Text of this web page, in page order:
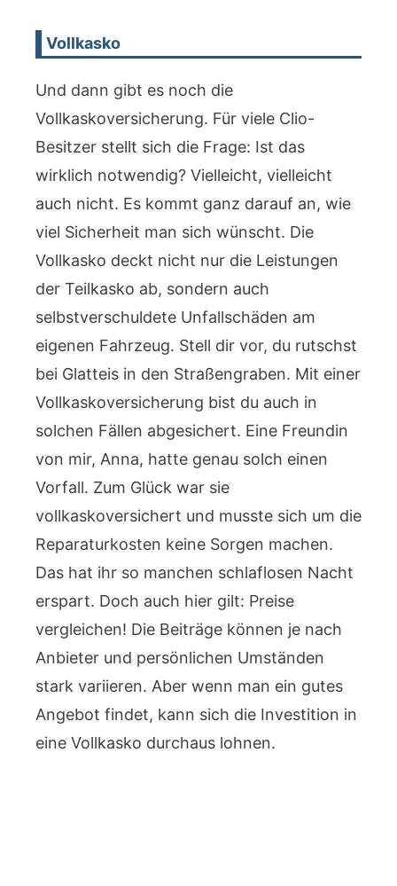
Vollkasko
Und dann gibt es noch die
Vollkaskoversicherung. Für viele Clio-
Besitzer stellt sich die Frage: Ist das
wirklich notwendig? Vielleicht, vielleicht
auch nicht. Es kommt ganz darauf an, wie
viel Sicherheit man sich wünscht. Die
Vollkasko deckt nicht nur die Leistungen
der Teilkasko ab, sondern auch
selbstverschuldete Unfallschäden am
eigenen Fahrzeug. Stell dir vor, du rutschst
bei Glatteis in den Straßengraben. Mit einer
Vollkaskoversicherung bist du auch in
solchen Fällen abgesichert. Eine Freundin
von mir, Anna, hatte genau solch einen
Vorfall. Zum Glück war sie
vollkaskoversichert und musste sich um die
Reparaturkosten keine Sorgen machen.
Das hat ihr so manchen schlaflosen Nacht
erspart. Doch auch hier gilt: Preise
vergleichen! Die Beiträge können je nach
Anbieter und persönlichen Umständen
stark variieren. Aber wenn man ein gutes
Angebot findet, kann sich die Investition in
eine Vollkasko durchaus lohnen.